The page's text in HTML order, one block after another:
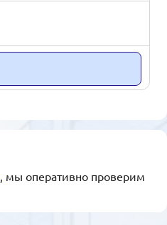
, мы оперативно проверим